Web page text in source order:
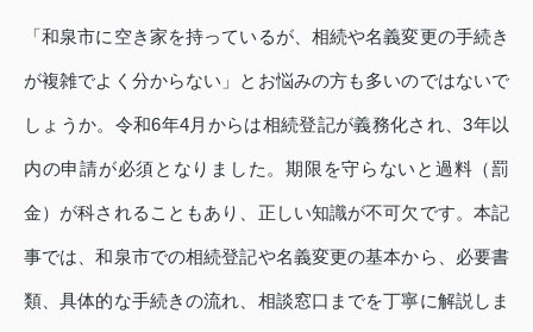
「和泉市に空き家を持っているが、相続や名義変更の手続き
が複雑でよく分からない」とお悩みの方も多いのではないで
しょうか。令和6年4月からは相続登記が義務化され、3年以
内の申請が必須となりました。期限を守らないと過料（罰
金）が科されることもあり、正しい知識が不可欠です。本記
事では、和泉市での相続登記や名義変更の基本から、必要書
類、具体的な手続きの流れ、相談窓口までを丁寧に解説しま